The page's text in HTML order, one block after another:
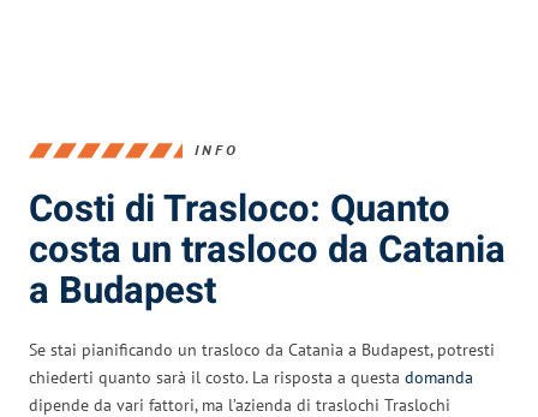
INFO
Costi di Trasloco: Quanto
costa un trasloco da Catania
a Budapest
Se stai pianificando un trasloco da Catania a Budapest, potresti
chiederti quanto sarà il costo. La risposta a questa domanda
dipende da vari fattori, ma l’azienda di traslochi Traslochi